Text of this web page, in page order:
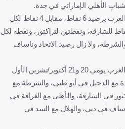
الأهلي الإماراتي في جدة.
ويتصدر الهلال ترتيب أندية منطقة الغرب برصيد 6 نقاط، مقابل 4 نقاط لكل
والوحدة والغرافة، و3 نقاط للشارقة، ونقطتين لتراكتور، ونقطة لكل
ولا زال رصيد الاتحاد وناساف
وتقام الجولة الثالثة من منافسات الغرب يومي 20 و21 أكتوبر/تشرين الأول
يلتقي يوم 20، الوحدة مع الدحيل في أبو ظبي، والشرطة مع
في الشارقة، والأهلي مع الغرافة في
مع ناساف في دبي، والهلال مع السد في